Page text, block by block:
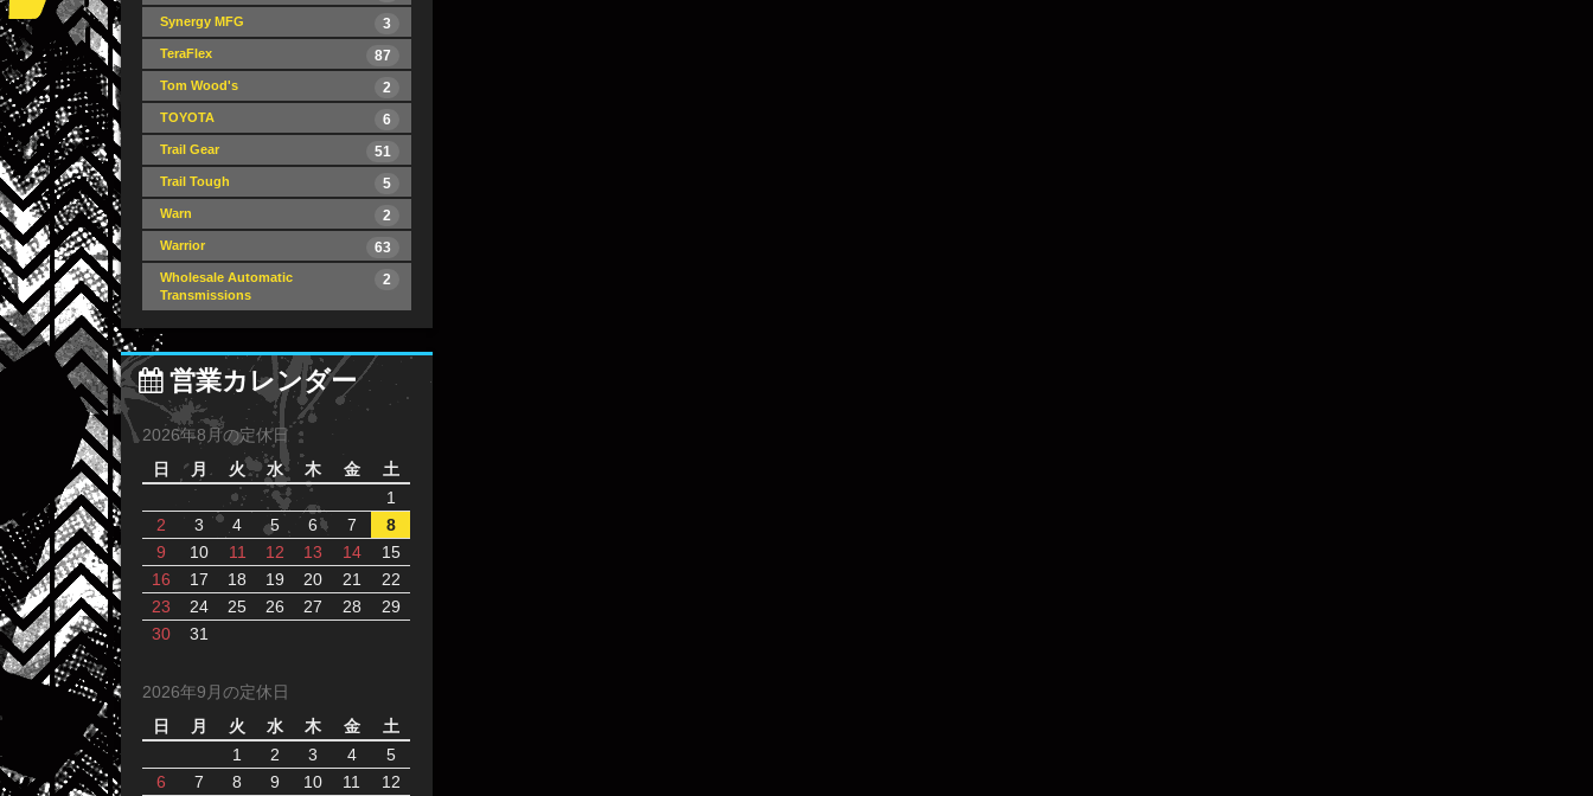
3
Synergy MFG
87
TeraFlex
2
Tom Wood's
6
TOYOTA
51
Trail Gear
5
Trail Tough
2
Warn
63
Warrior
2
Wholesale Automatic
Transmissions
営業カレンダー
2026年8月の定休日
日
月 火 水 木 金
土
1
2
3 4 5 6 7
8
9
10 11 12 13 14
15
16
17 18 19 20 21
22
23
24 25 26 27 28
29
30
31
2026年9月の定休日
日
月 火 水 木 金
土
1
2 3 4
5
6
7 8 9 10 11 12